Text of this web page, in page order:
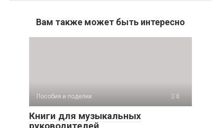
Вам также может быть интересно
Пособия и поделки 0
Книги для музыкальных
руководителей